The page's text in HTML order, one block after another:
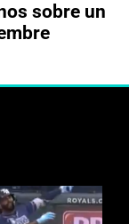
sobre un